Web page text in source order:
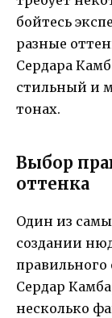
бойтесь
разные
Сердара
стильный и
тонах.
Выбор
оттенка
Один из
создании
правильного
Сердар
несколько